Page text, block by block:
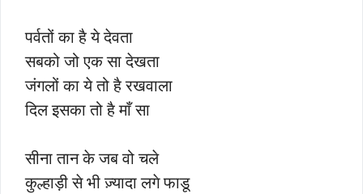
पर्वतों का है ये देवता
सबको जो एक सा देखता
जंगलों का ये तो है रखवाला
दिल इसका तो है माँ सा
सीना तान के जब वो चले
कुल्हाड़ी से भी ज़्यादा लगे फाडू